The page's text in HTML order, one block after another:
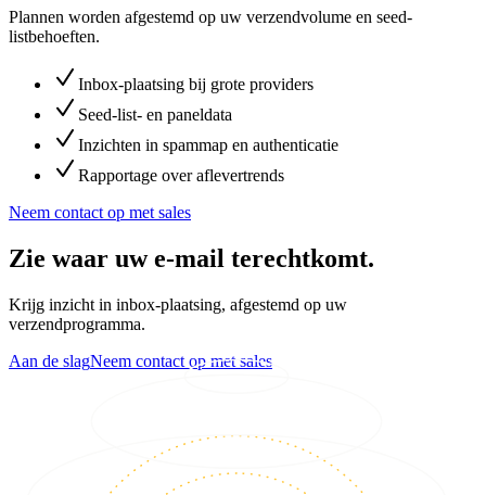
Plannen worden afgestemd op uw verzendvolume en seed-
listbehoeften.
Inbox-plaatsing bij grote providers
Seed-list- en paneldata
Inzichten in spammap en authenticatie
Rapportage over aflevertrends
Neem contact op met sales
Zie waar uw e-mail terechtkomt.
Krijg inzicht in inbox-plaatsing, afgestemd op uw
verzendprogramma.
Aan de slagNeem contact op met sales